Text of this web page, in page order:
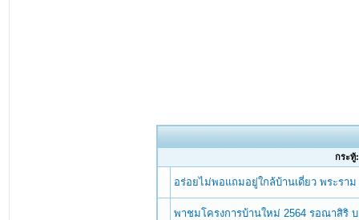
กระทู้:
อร่อยไม่พอแถมอยู่ใกล้บ้านเดี่ยว พระรา
พาชมโครงการบ้านใหม่ 2564 รอณาสิริ